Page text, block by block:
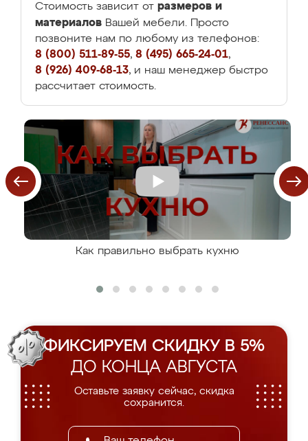
Стоимость зависит от размеров и
материалов Вашей мебели. Просто
позвоните нам по любому из телефонов:
8 (800) 511-89-55, 8 (495) 665-24-01,
8 (926) 409-68-13, и наш менеджер быстро
рассчитает стоимость.
Как правильно выбрать кухню
ФИКСИРУЕМ СКИДКУ В 5%
ДО КОНЦА АВГУСТА
Оставьте заявку сейчас, скидка
сохранится.